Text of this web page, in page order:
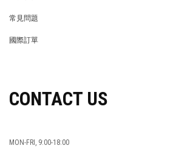
常見問題
國際訂單
CONTACT US
MON-FRI, 9:00-18:00